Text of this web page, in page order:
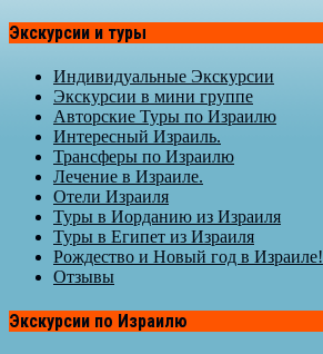
Экскурсии и туры
Индивидуальные Экскурсии
Экскурсии в мини группе
Авторские Туры по Израилю
Интересный Израиль.
Трансферы по Израилю
Лечение в Израиле.
Отели Израиля
Туры в Иорданию из Израиля
Туры в Египет из Израиля
Рождество и Новый год в Израиле!
Отзывы
Экскурсии по Израилю